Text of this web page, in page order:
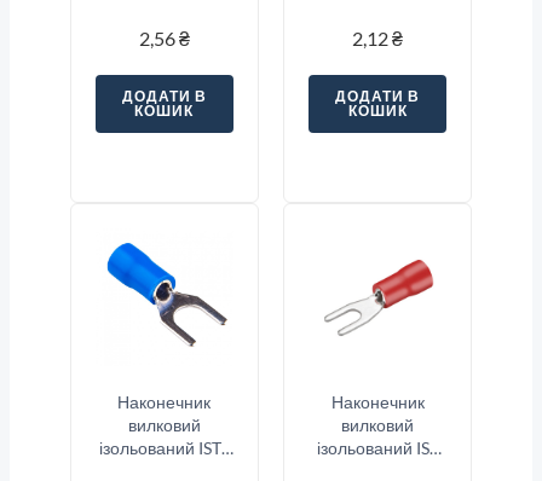
жовтий
2,56₴
ДОДАТИ В
КОШИК
чорний
2,12₴
ДОДАТИ В
КОШИК
Наконечник
вилковий
ізольований ISTS
Наконечник
вилковий
ізольований IST